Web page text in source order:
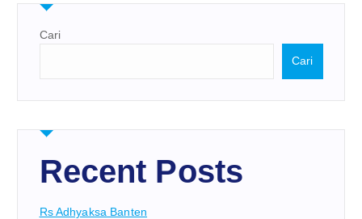
Cari
Cari
Recent Posts
Rs Adhyaksa Banten